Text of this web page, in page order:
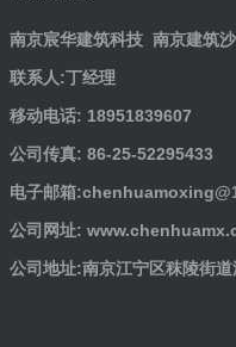
南京宸华建筑科技 南京建筑
联系人:丁经理
移动电话: 18951839607
公司传真: 86-25-52295433
电子邮箱
公司网址:
公司地址:南京江宁区秣陵街